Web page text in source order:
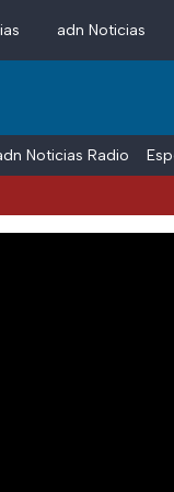
adn Noticias
Noticias Radio